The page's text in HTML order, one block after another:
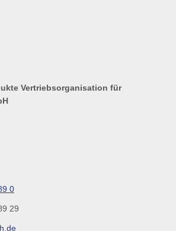
Vertriebsorganisation für
0
29